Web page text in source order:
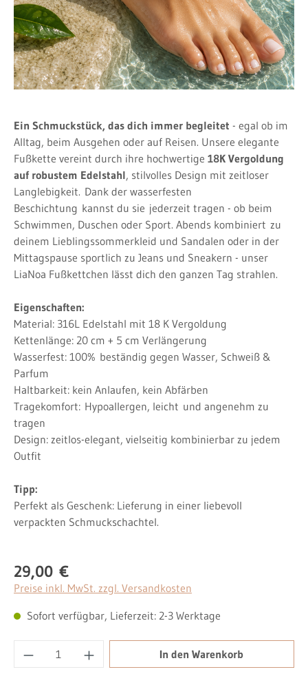
Ein Schmuckstück, das dich immer begleitet - egal ob im
Alltag, beim Ausgehen oder auf Reisen. Unsere elegante
Fußkette vereint durch ihre hochwertige 18K Vergoldung
auf robustem Edelstahl, stilvolles Design mit zeitloser
Langlebigkeit. Dank der wasserfesten
Beschichtung kannst du sie jederzeit tragen - ob beim
Schwimmen, Duschen oder Sport. Abends kombiniert zu
deinem Lieblingssommerkleid und Sandalen oder in der
Mittagspause sportlich zu Jeans und Sneakern - unser
LiaNoa Fußkettchen lässt dich den ganzen Tag strahlen.
Eigenschaften:
Material: 316L Edelstahl mit 18 K Vergoldung
Kettenlänge: 20 cm + 5 cm Verlängerung
Wasserfest: 100% beständig gegen Wasser, Schweiß &
Parfum
Haltbarkeit: kein Anlaufen, kein Abfärben
Tragekomfort: Hypoallergen, leicht und angenehm zu
tragen
Design: zeitlos-elegant, vielseitig kombinierbar zu jedem
Outfit
Tipp:
Perfekt als Geschenk: Lieferung in einer liebevoll
verpackten Schmuckschachtel.
Regulärer Preis:
29,00 €
Preise inkl. MwSt. zzgl. Versandkosten
Sofort verfügbar, Lieferzeit: 2-3 Werktage
Produkt Anzahl: Gib den gewünschten
In den Warenkorb